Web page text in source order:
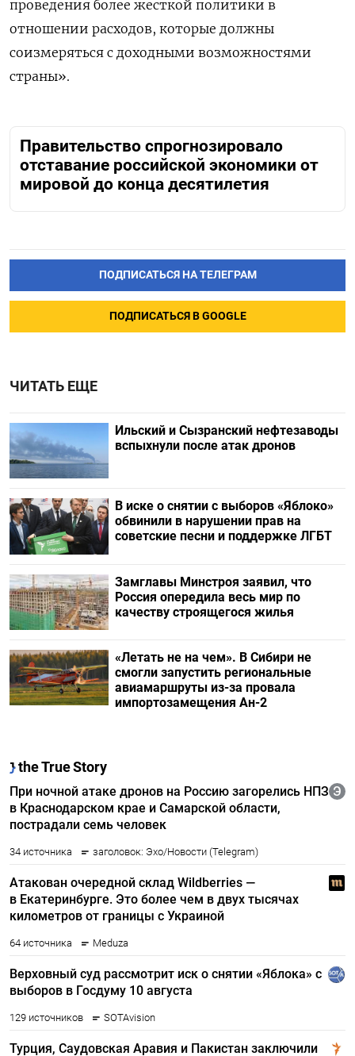
проведения более жесткой политики в
отношении расходов, которые должны
соизмеряться с доходными возможностями
страны».
Правительство спрогнозировало
отставание российской экономики от
мировой до конца десятилетия
ПОДПИСАТЬСЯ НА ТЕЛЕГРАМ
ПОДПИСАТЬСЯ В GOOGLE
ЧИТАТЬ ЕЩЕ
Ильский и Сызранский нефтезаводы
вспыхнули после атак дронов
В иске о снятии с выборов «Яблоко»
обвинили в нарушении прав на
советские песни и поддержке ЛГБТ
Замглавы Минстроя заявил, что
Россия опередила весь мир по
качеству строящегося жилья
«Летать не на чем». В Сибири не
смогли запустить региональные
авиамаршруты из-за провала
импортозамещения Ан-2